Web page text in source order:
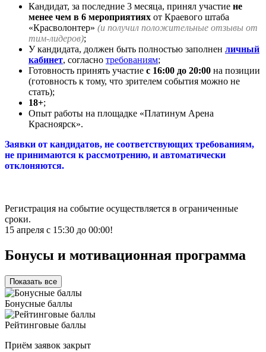
Кандидат, за последние 3 месяца, принял участие не
менее чем в 6 мероприятиях от Краевого штаба
«Красволонтер» (и получил положительные отзывы от
тим-лидеров);
У кандидата, должен быть полностью заполнен личный
кабинет, согласно требованиям;
Готовность принять участие с 16:00 до 20:00 на позиции
(готовность к тому, что зрителем события можно не
стать);
18+;
Опыт работы на площадке «Платинум Арена
Красноярск».
Заявки от кандидатов, не соответствующих требованиям,
не принимаются к рассмотрению, и автоматически
отклоняются.
Регистрация на событие осуществляется в ограниченные
сроки.
15 апреля с 15:30 до 00:00!
Бонусы и мотивационная программа
Показать все
Бонусные баллы
Рейтинговые баллы
Приём заявок закрыт